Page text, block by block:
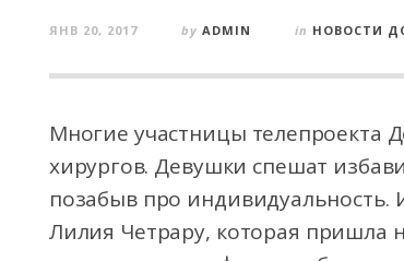
ЯНВ 20, 2017 by ADMIN in НОВОСТИ
Многие участницы телепроекта
хирургов. Девушки спешат
позабыв про индивидуальность.
Лилия Четрару, которая пришла